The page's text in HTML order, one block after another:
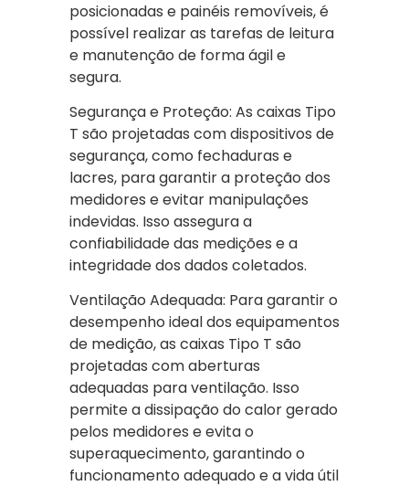
posicionadas e painéis removíveis, é
possível realizar as tarefas de leitura
e manutenção de forma ágil e
segura.
Segurança e Proteção: As caixas Tipo
T são projetadas com dispositivos de
segurança, como fechaduras e
lacres, para garantir a proteção dos
medidores e evitar manipulações
indevidas. Isso assegura a
confiabilidade das medições e a
integridade dos dados coletados.
Ventilação Adequada: Para garantir o
desempenho ideal dos equipamentos
de medição, as caixas Tipo T são
projetadas com aberturas
adequadas para ventilação. Isso
permite a dissipação do calor gerado
pelos medidores e evita o
superaquecimento, garantindo o
funcionamento adequado e a vida útil